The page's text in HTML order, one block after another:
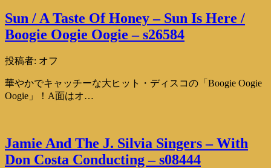
Sun / A Taste Of Honey – Sun Is Here /
Boogie Oogie Oogie – s26584
投稿者: オフ
華やかでキャッチーな大ヒット・ディスコの「Boogie Oogie
Oogie」！A面はオ…
Jamie And The J. Silvia Singers – With
Don Costa Conducting – s08444